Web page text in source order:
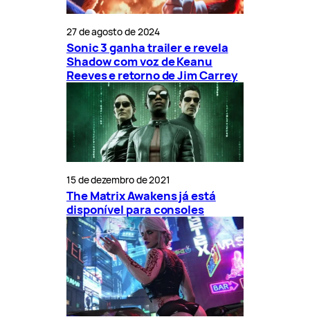
27 de agosto de 2024
Sonic 3 ganha trailer e revela
Shadow com voz de Keanu
Reeves e retorno de Jim Carrey
15 de dezembro de 2021
The Matrix Awakens já está
disponível para consoles